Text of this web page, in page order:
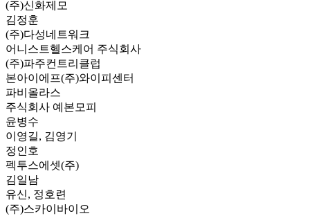
(주)신화제모
김정훈
(주)다성네트워크
어니스트헬스케어 주식회사
(주)파주컨트리클럽
본아이에프(주)와이피센터
파비올라스
주식회사 예본모피
윤병수
이영길, 김영기
정인호
펙투스에셋(주)
김일남
유신, 정호련
(주)스카이바이오